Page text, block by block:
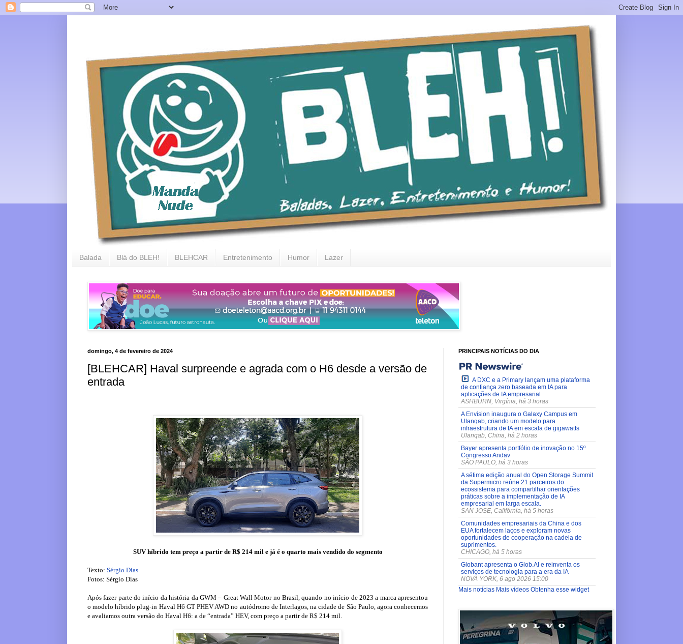
Balada Blá do BLEH! BLEHCAR Entretenimento Humor Lazer
domingo, 4 de fevereiro de 2024
[BLEHCAR] Haval surpreende e agrada com o H6 desde a versão de
entrada
SUV híbrido tem preço a partir de R$ 214 mil e já é o quarto mais vendido do segmento
Texto: Sérgio Dias
Fotos: Sérgio Dias
Após fazer parte do início da história da GWM – Great Wall Motor no Brasil, quando no início de 2023 a marca apresentou
o modelo híbrido plug-in Haval H6 GT PHEV AWD no autódromo de Interlagos, na cidade de São Paulo, agora conhecemos
e avaliamos outra versão do Haval H6: a de “entrada” HEV, com preço a partir de R$ 214 mil.
PRINCIPAIS NOTÍCIAS DO DIA
A DXC e a Primary lançam uma plataforma
de confiança zero baseada em IA para
aplicações de IA empresarial
ASHBURN, Virgínia, há 3 horas
A Envision inaugura o Galaxy Campus em
Ulanqab, criando um modelo para
infraestrutura de IA em escala de gigawatts
Ulanqab, China, há 2 horas
Bayer apresenta portfólio de inovação no 15º
Congresso Andav
SÃO PAULO, há 3 horas
A sétima edição anual do Open Storage Summit
da Supermicro reúne 21 parceiros do
ecossistema para compartilhar orientações
práticas sobre a implementação de IA
empresarial em larga escala.
SAN JOSE, Califórnia, há 5 horas
Comunidades empresariais da China e dos
EUA fortalecem laços e exploram novas
oportunidades de cooperação na cadeia de
suprimentos.
CHICAGO, há 5 horas
Globant apresenta o Glob.AI e reinventa os
serviços de tecnologia para a era da IA
NOVA YORK, 6 ago 2026 15:00
Mais notícias Mais vídeos Obtenha esse widget